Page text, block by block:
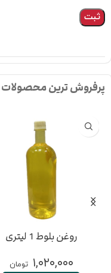
پرفروش ترین محصولات
روغن بلوط 1 لیتری
۱,۰۲۰,۰۰۰ تومان